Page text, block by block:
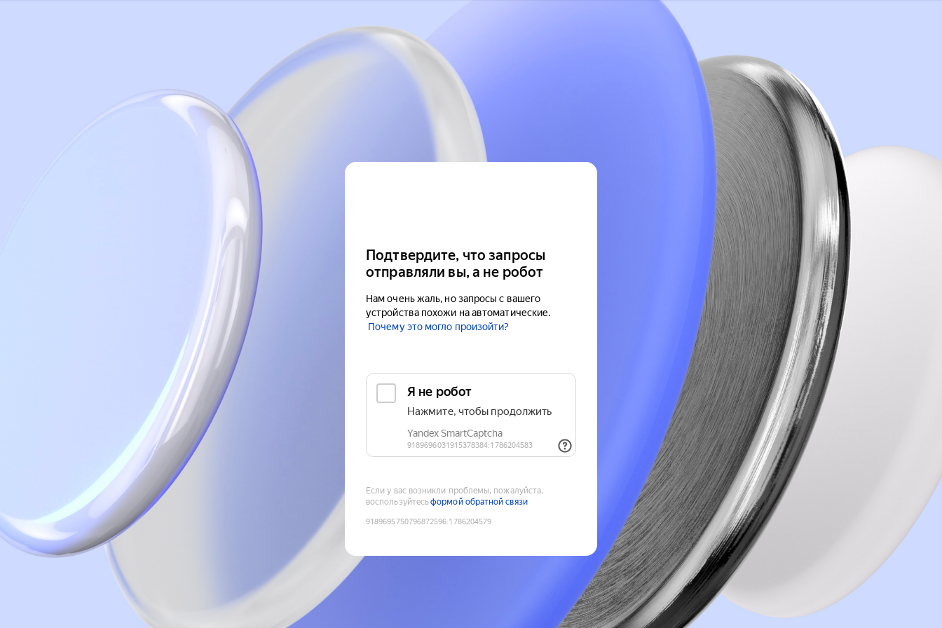
Подтвердите, что запросы
отправляли вы, а не робот
Нам очень жаль, но запросы с вашего
устройства похожи на автоматические.
Почему это могло произойти?
Если у вас возникли проблемы, пожалуйста,
воспользуйтесьформой обратной связи
9189695750796872596:1786204579